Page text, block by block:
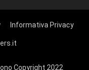
Informativa Privacy
Copyright 2022